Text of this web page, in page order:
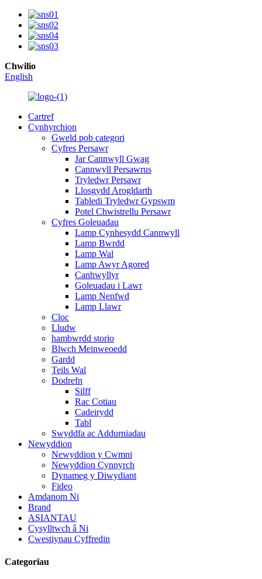
Chwilio
English
Cartref
Cynhyrchion
Gweld pob categori
Cyfres Persawr
Jar Cannwyll Gwag
Cannwyll Persawrus
Tryledwr Persawr
Llosgydd Arogldarth
Tabledi Tryledwr Gypswm
Potel Chwistrellu Persawr
Cyfres Goleuadau
Lamp Cynhesydd Cannwyll
Lamp Bwrdd
Lamp Wal
Lamp Awyr Agored
Canhwyllyr
Goleuadau i Lawr
Lamp Nenfwd
Lamp Llawr
Cloc
Lludw
hambwrdd storio
Blwch Meinweoedd
Gardd
Teils Wal
Dodrefn
Silff
Rac Cotiau
Cadeirydd
Tabl
Swyddfa ac Addurniadau
Newyddion
Newyddion y Cwmni
Newyddion Cynnyrch
Dynameg y Diwydiant
Fideo
Amdanom Ni
Brand
ASIANTAU
Cysylltwch â Ni
Cwestiynau Cyffredin
Categorïau